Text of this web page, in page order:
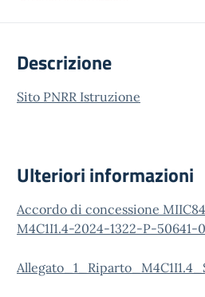
Descrizione
Sito PNRR Istruzione
Ulteriori informazioni
Accordo di concessione
M4C1I1.4-2024-1322-P-50641-